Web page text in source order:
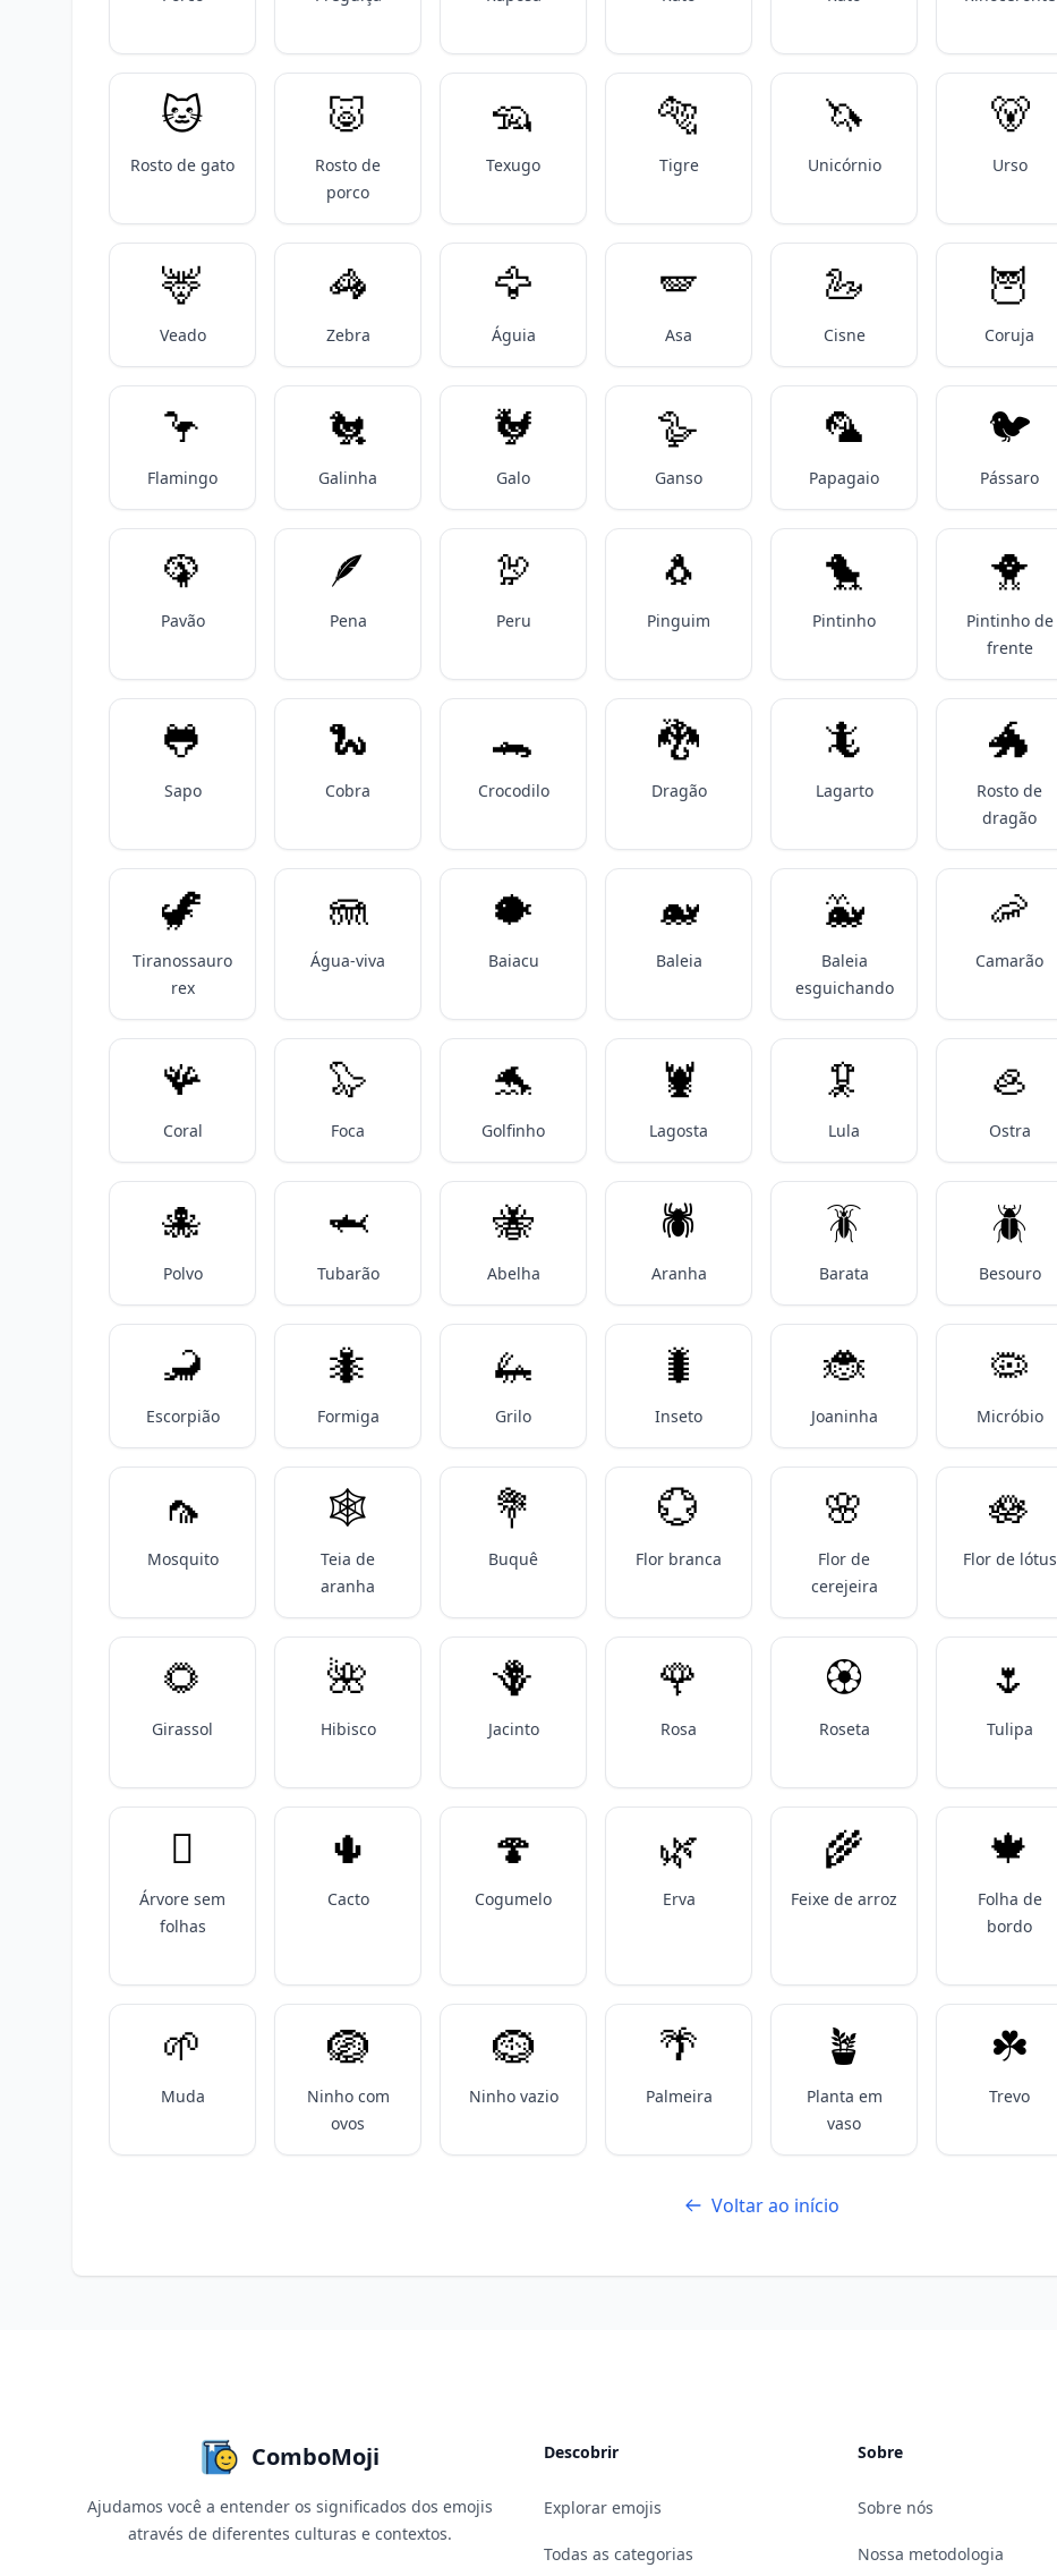
🐱
Rosto de gato
🐷
Rosto de
porco
🦡
Texugo
🐅
Tigre
🦄
Unicórnio
🐻
Urso
🦌
Veado
🦓
Zebra
🦅
Águia
🪽
Asa
🦢
Cisne
🦉
Coruja
🦩
Flamingo
🐔
Galinha
🐓
Galo
🪿
Ganso
🦜
Papagaio
🐦️
Pássaro
🦚
Pavão
🪶
Pena
🦃
Peru
🐧
Pinguim
🐤
Pintinho
🐥
Pintinho de
frente
🐸
Sapo
🐍
Cobra
🐊
Crocodilo
🐉
Dragão
🦎
Lagarto
🐲
Rosto de
dragão
🦖
Tiranossauro
rex
🪼
Água-viva
🐡
Baiacu
🐋
Baleia
🐳
Baleia
esguichando
🦐
Camarão
🪸
Coral
🦭
Foca
🐬
Golfinho
🦞
Lagosta
🦑
Lula
🦪
Ostra
🐙
Polvo
🦈
Tubarão
🐝
Abelha
🕷️
Aranha
🪳
Barata
🪲
Besouro
🦂
Escorpião
🐜
Formiga
🦗
Grilo
🐛
Inseto
🐞
Joaninha
🦠
Micróbio
🦟
Mosquito
🕸️
Teia de
aranha
💐
Buquê
💮
Flor branca
🌸
Flor de
cerejeira
🪷
Flor de lótus
🌻
Girassol
🌺
Hibisco
🪻
Jacinto
🌹
Rosa
🏵️
Roseta
🌷
Tulipa
🪾
Árvore sem
folhas
🌵
Cacto
🍄
Cogumelo
🌿
Erva
🌾
Feixe de arroz
🍁
Folha de
bordo
🌱
Muda
🪺
Ninho com
ovos
🪹
Ninho vazio
🌴
Palmeira
🪴
Planta em
vaso
☘️
Trevo
Voltar ao início
ComboMoji
Ajudamos você a entender os significados dos emojis
através de diferentes culturas e contextos.
Descobrir
Explorar emojis
Todas as categorias
Sobre
Sobre nós
Nossa metodologia